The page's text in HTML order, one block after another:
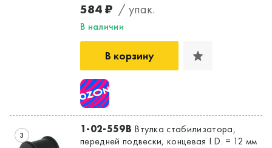
Да, верно
584 ₽ / упак.
В наличии
В корзину
3 1-02-559B Втулка стабилизатора,
передней подвески, концевая I.D. = 12 мм